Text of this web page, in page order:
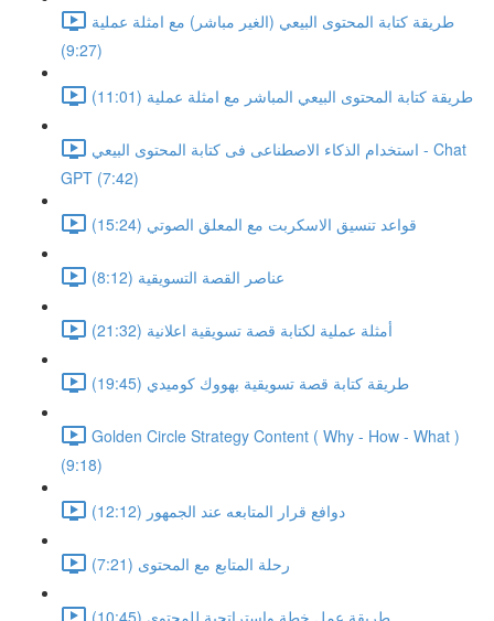
طريقة كتابة المحتوى البيعي (الغير مباشر) مع امثلة عملية
(9:27)
طريقة كتابة المحتوى البيعي المباشر مع امثلة عملية (11:01)
استخدام الذكاء الاصطناعى فى كتابة المحتوى البيعي - Chat
GPT (7:42)
قواعد تنسيق الاسكربت مع المعلق الصوتي (15:24)
عناصر القصة التسويقية (8:12)
أمثلة عملية لكتابة قصة تسويقية اعلانية (21:32)
طريقة كتابة قصة تسويقية بهووك كوميدي (19:45)
Golden Circle Strategy Content ( Why - How - What )
(9:18)
دوافع قرار المتابعه عند الجمهور (12:12)
رحلة المتابع مع المحتوى (7:21)
طريقة عمل خطة واستراتجية للمحتوى (10:45)